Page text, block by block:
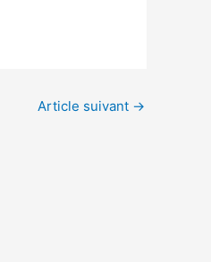
Article suivant →